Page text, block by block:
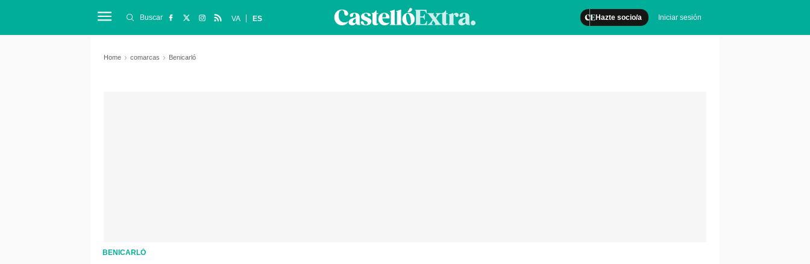
Hazte socio/a Iniciar sesión
Buscar VA ES
Home comarcas Benicarló
BENICARLÓ